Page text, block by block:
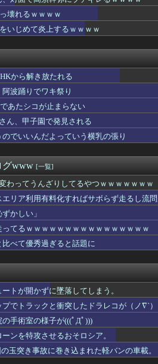
されるｗｗｗｗｗｗ
ない？」的な事を言ったら「それ...
』8月27日に発売...
弥にブチギレるｗｗｗｗ
飛び出してしまうｗｗｗｗｗｗｗ
変させた」
なってしまう
プラモデル【13時予約開始】
」に注がれる“厳しい視線” 「レ...
を発行することに海外びっくり仰...
言われた。当然のように家計から...
？
の愚策だ」と批判ｗｗｗｗｗｗｗｗ...
る。。。」
？
29.5GB！任天堂ゲー...
用ザク ver. A....
ちはサヨナラの水かけ自粛しようと...
面ライダー斬月...
にはなったけどハードルも高くなっ...
GIF動画あり】
「ギミチョコ」を...
りしてるやつｗｗｗｗｗｗｗ
う…これ半分虐殺だろ
改善傾向”―中長期でワールド超え...
報提供で39億円！お前ら急げ！
壊れるｗｗｗｗ
いじめて炎上するｗｗｗｗ
から解き放たれる
波踊りでワキ祭り
あたシコが止まらない
ん、甲子園で発見される
でいいんだよっていう横乳の張り
グwww [一覧]
わってうんざりしてるやつｗｗｗｗｗｗｗ
エリア利用有料化すればサボらず走るし流
かしい」
ってるｗｗｗｗｗｗｗｗｗｗｗｗｗｗｗｗ
比べて優秀過ぎると話題に
トが開かずに墜落してしまう。
でトラックと衝突したドラレコが（ノ∇`）
の手術室の様子が(((ﾟДﾟ)))
ンを特攻させるおそロシア。
玉突き事故に巻き込まれた軽バンの車載。